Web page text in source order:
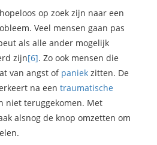
op zoek zijn naar een
Veel mensen gaan pas
als alle ander mogelijk
zijn[6]. Zo ook mensen die
van angst ofpaniek zitten. De
na een traumatische
niet teruggekomen. Met
alsnog de knop omzetten om